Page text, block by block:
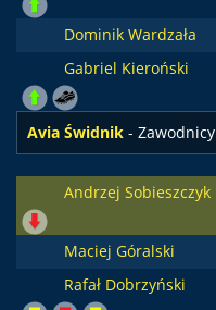
Dominik Wardzała
Gabriel Kieroński
Avia Świdnik - Zawodnicy
Andrzej Sobieszczyk
Maciej Góralski
Rafał Dobrzyński